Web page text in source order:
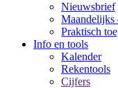
Nieuwsbrief
Maandelijks
Praktisch
Info en tools
Kalender
Rekentools
Cijfers